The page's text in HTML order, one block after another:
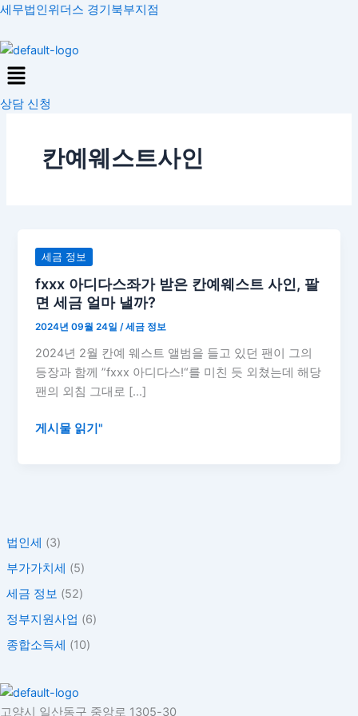
콘
츠
로
건
너
세무법인위더스 경기북부지점
Menu
상담 신청
법인세 (3)
부가가치세 (5)
세금 정보 (52)
정부지원사업 (6)
종합소득세 (10)
칸예웨스트사인
세금 정보
fxxx 아디다스좌가 받은 칸예웨스트 사인, 팔
면 세금 얼마 낼까?
2024년 09월 24일/세금 정보
2024년 2월 칸예 웨스트 앨범을 들고 있던 팬이 그의
등장과 함께 ”fxxx 아디다스!“를 미친 듯 외쳤는데 해당
팬의 외침 그대로 […]
fxxx
디
다
스
좌
가
받
칸
인,
팔
세
금
얼
까?
게시물 읽기"
고양시 일산동구 중앙로 1305-30